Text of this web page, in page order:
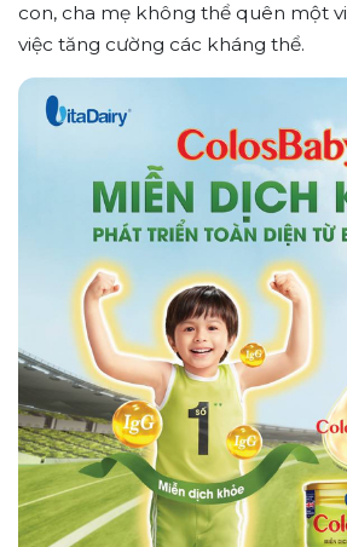
con, cha mẹ không thể quên một
việc tăng cường các kháng thể.